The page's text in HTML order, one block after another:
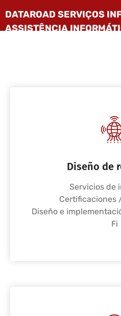
Diseño de
Servicios de
Certificaciones
Diseño e
Fi